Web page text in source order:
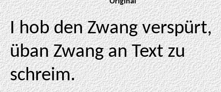
I hob den Zwang verspürt,
üban Zwang an Text zu
schreim.